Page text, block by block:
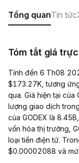
Tổng quanTin tức
Tóm tắt giá
Tính đến 6 Th08
$173.27K, tương
qua. Giá hiện tại
lượng giao dịch
của GODEX là
vốn hóa thị trường,
loại tiền điện tử.
$0.00002088 và